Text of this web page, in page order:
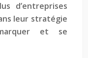
d’entreprises
leur stratégie
et se